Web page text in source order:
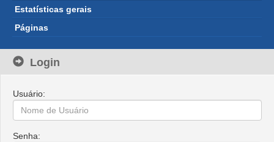
Estatísticas gerais
Páginas
Login
Usuário:
Senha: